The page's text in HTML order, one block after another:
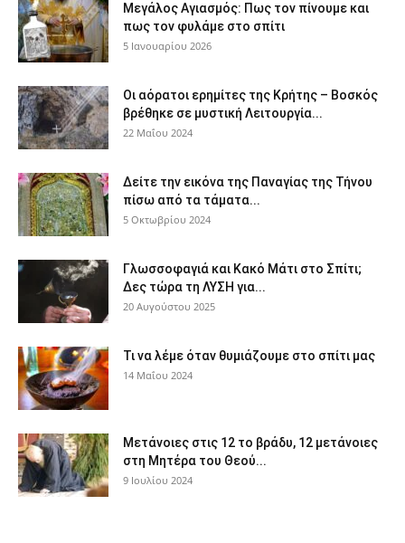
Μεγάλος Αγιασμός: Πως τον πίνουμε και
πως τον φυλάμε στο σπίτι
5 Ιανουαρίου 2026
Οι αόρατοι ερημίτες της Κρήτης – Βοσκός
βρέθηκε σε μυστική Λειτουργία...
22 Μαΐου 2024
Δείτε την εικόνα της Παναγίας της Τήνου
πίσω από τα τάματα...
5 Οκτωβρίου 2024
Γλωσσοφαγιά και Κακό Μάτι στο Σπίτι;
Δες τώρα τη ΛΥΣΗ για...
20 Αυγούστου 2025
Τι να λέμε όταν θυμιάζουμε στο σπίτι μας
14 Μαΐου 2024
Μετάνοιες στις 12 το βράδυ, 12 μετάνοιες
στη Μητέρα του Θεού...
9 Ιουλίου 2024